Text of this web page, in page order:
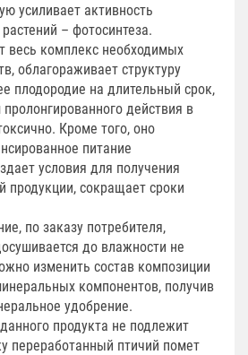
усиливает активность
– фотосинтеза.
весь комплекс необходимых
облагораживает структуру
плодородие на длительный срок,
действия в
Кроме того, оно
питание
условия для получения
продукции, сокращает сроки
по заказу потребителя,
до влажности не
изменить состав композиции
компонентов, получив
удобрение.
продукта не подлежит
переработанный птичий помет